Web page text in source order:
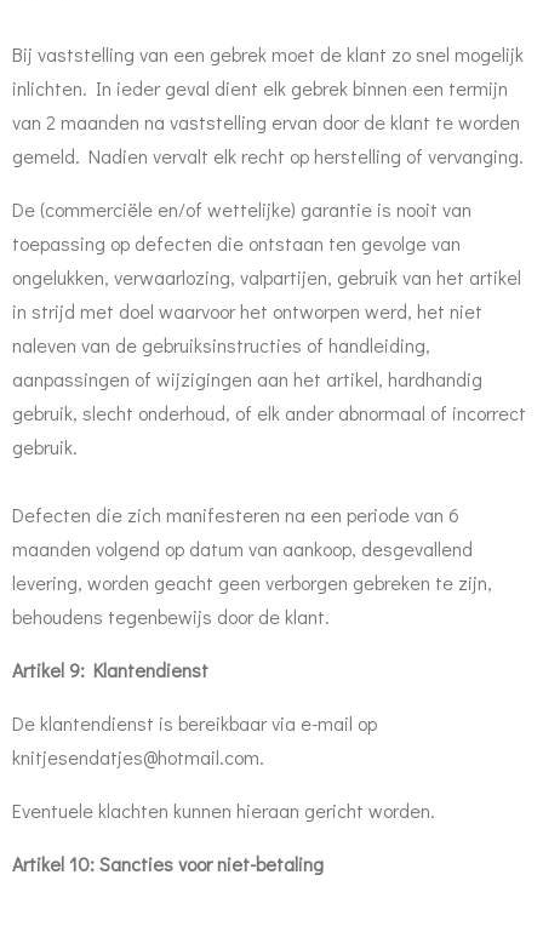
Bij vaststelling van een gebrek moet de klant zo snel mogelijk
inlichten. In ieder geval dient elk gebrek binnen een termijn
van 2 maanden na vaststelling ervan door de klant te worden
gemeld. Nadien vervalt elk recht op herstelling of vervanging.
De (commerciële en/of wettelijke) garantie is nooit van
toepassing op defecten die ontstaan ten gevolge van
ongelukken, verwaarlozing, valpartijen, gebruik van het artikel
in strijd met doel waarvoor het ontworpen werd, het niet
naleven van de gebruiksinstructies of handleiding,
aanpassingen of wijzigingen aan het artikel, hardhandig
gebruik, slecht onderhoud, of elk ander abnormaal of incorrect
gebruik.
Defecten die zich manifesteren na een periode van 6
maanden volgend op datum van aankoop, desgevallend
levering, worden geacht geen verborgen gebreken te zijn,
behoudens tegenbewijs door de klant.
Artikel 9: Klantendienst
De klantendienst is bereikbaar via e-mail op
knitjesendatjes@hotmail.com.
Eventuele klachten kunnen hieraan gericht worden.
Artikel 10: Sancties voor niet-betaling